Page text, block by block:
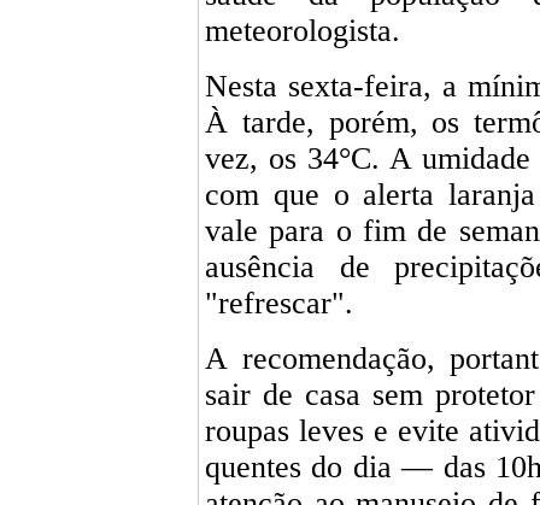
meteorologista.
Nesta sexta-feira, a
À tarde, porém, os
vez, os 34°C. A
com que o alerta
vale para o fim de
ausência de
"refrescar".
A recomendação,
sair de casa sem
roupas leves e evite
quentes do dia — das